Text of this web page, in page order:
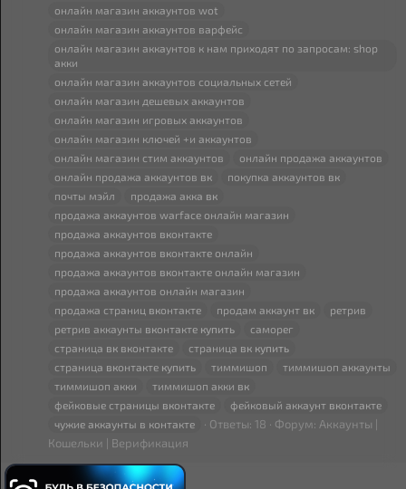
онлайн магазин аккаунтов wot
онлайн магазин аккаунтов варфейс
онлайн магазин аккаунтов к нам приходят по запросам: shop
акки
онлайн магазин аккаунтов социальных сетей
онлайн магазин дешевых аккаунтов
онлайн магазин игровых аккаунтов
онлайн магазин ключей +и аккаунтов
онлайн магазин стим аккаунтов
онлайн продажа аккаунтов
онлайн продажа аккаунтов вк покупка аккаунтов вк
почты мэйл
продажа акка вк
продажа аккаунтов warface онлайн магазин
продажа аккаунтов вконтакте
продажа аккаунтов вконтакте онлайн
продажа аккаунтов вконтакте онлайн магазин
продажа аккаунтов онлайн магазин
продажа страниц вконтакте продам аккаунт вк
ретрив
ретрив аккаунты вконтакте купить
саморег
страница вк вконтакте страница вк купить
страница вконтакте купить тиммишоп
тиммишоп аккаунты
тиммишоп акки
тиммишоп акки вк
фейковые страницы вконтакте фейковый аккаунт вконтакте
чужие аккаунты в контакте
Ответы: 18 Форум: Аккаунты |
Кошельки | Верификация